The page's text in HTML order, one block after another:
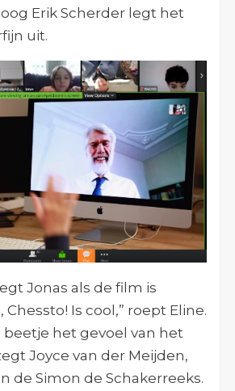
Erik Scherder legt het
uit.
Jonas als de film is
Chessto! Is cool,” roept Eline.
beetje het gevoel van het
Joyce van der Meijden,
de Simon de Schakerreeks.